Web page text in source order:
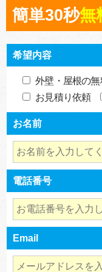
簡単30秒無
希望内容
外壁・屋根の
お見積り依頼
お名前
電話番号
Email